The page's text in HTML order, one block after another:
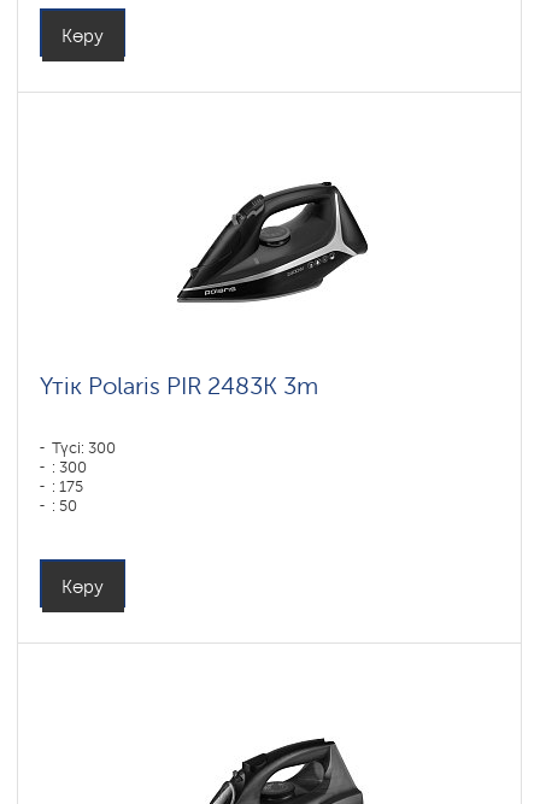
Көру
Үтік Polaris PIR 2483K 3m
Түсі: 300
: 300
: 175
: 50
Қуаты, Вт: 2400
Көру